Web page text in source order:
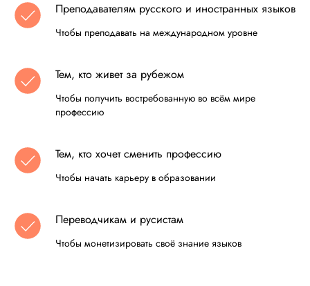
Преподавателям русского и иностранных языков
Чтобы преподавать на международном уровне
Тем, кто живет за рубежом
Чтобы получить востребованную во всём мире
профессию
Тем, кто хочет сменить профессию
Чтобы начать карьеру в образовании
Переводчикам и русистам
Чтобы монетизировать своё знание языков